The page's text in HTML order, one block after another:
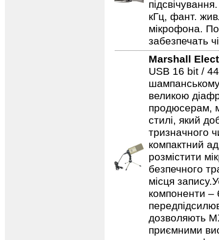
кГц, фант.
мікрофона.
забезпечать
Marshall
USB 16 bit /
великою
продюсерам,
стилі, який
тризначного
компактний
розмістити
безпечного
місця
компоненти –
дозволяють
приємними